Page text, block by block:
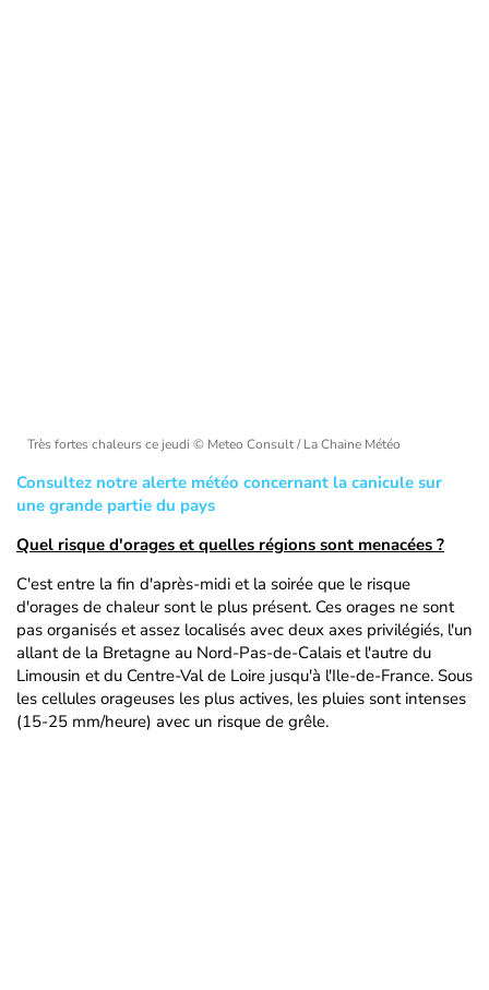
Très fortes chaleurs ce jeudi © Meteo Consult / La Chaine Météo
Consultez notre alerte météo concernant la canicule sur
une grande partie du pays
Quel risque d'orages et quelles régions sont menacées ?
C'est entre la fin d'après-midi et la soirée que le risque
d'orages de chaleur sont le plus présent. Ces orages ne sont
pas organisés et assez localisés avec deux axes privilégiés, l'un
allant de la Bretagne au Nord-Pas-de-Calais et l'autre du
Limousin et du Centre-Val de Loire jusqu'à l'Ile-de-France. Sous
les cellules orageuses les plus actives, les pluies sont intenses
(15-25 mm/heure) avec un risque de grêle.